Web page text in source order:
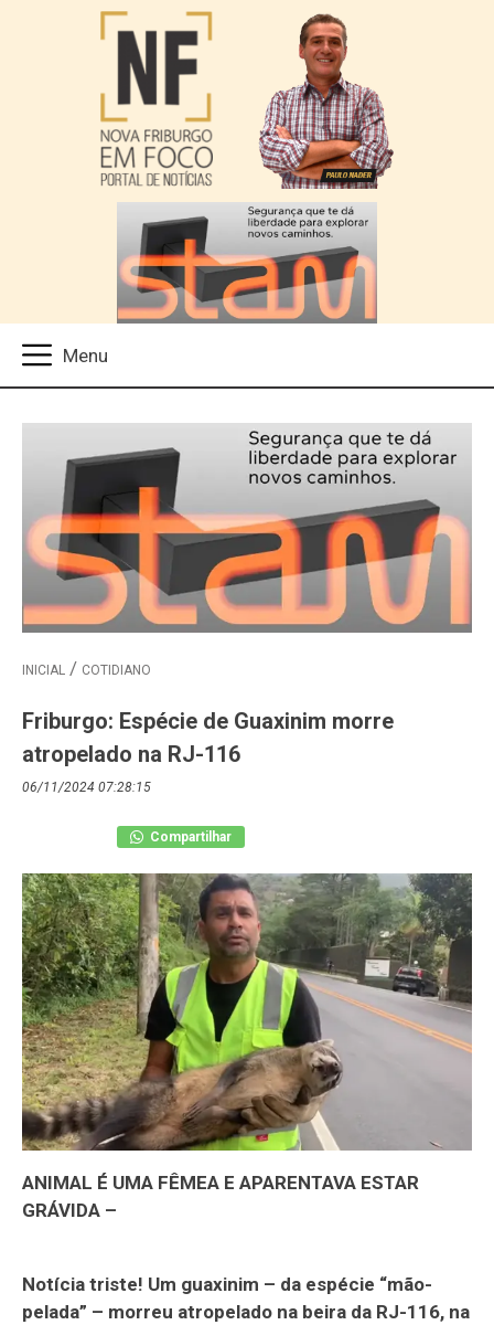
INICIAL COTIDIANO
Friburgo: Espécie de Guaxinim morre
atropelado na RJ-116
06/11/2024 07:28:15
Compartilhar
ANIMAL É UMA FÊMEA E APARENTAVA ESTAR
GRÁVIDA –
Notícia triste! Um guaxinim – da espécie “mão-
pelada” – morreu atropelado na beira da RJ-116, na